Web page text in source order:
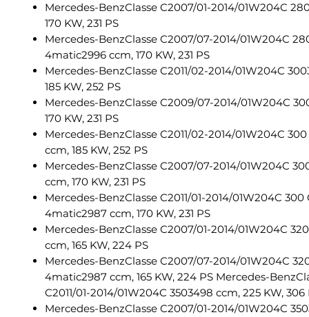
Mercedes-BenzClasse C2007/01-2014/01W204C
170 KW, 231 PS
Mercedes-BenzClasse C2007/07-2014/01W204C
4matic2996 ccm, 170 KW, 231 PS
Mercedes-BenzClasse C2011/02-2014/01W204C
185 KW, 252 PS
Mercedes-BenzClasse C2009/07-2014/01W204C
170 KW, 231 PS
Mercedes-BenzClasse C2011/02-2014/01W204C
ccm, 185 KW, 252 PS
Mercedes-BenzClasse C2007/07-2014/01W204C
ccm, 170 KW, 231 PS
Mercedes-BenzClasse C2011/01-2014/01W204C 300
4matic2987 ccm, 170 KW, 231 PS
Mercedes-BenzClasse C2007/01-2014/01W204C
ccm, 165 KW, 224 PS
Mercedes-BenzClasse C2007/07-2014/01W204C
4matic2987 ccm, 165 KW, 224 PS Mercedes-
C2011/01-2014/01W204C 3503498 ccm, 225 KW, 306
Mercedes-BenzClasse C2007/01-2014/01W204C